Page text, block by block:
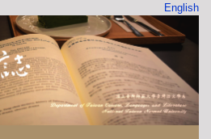
English